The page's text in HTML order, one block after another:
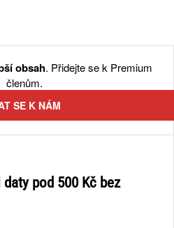
obsah. Přidejte se k Premium
členům.
SE K NÁM
pod 500 Kč bez